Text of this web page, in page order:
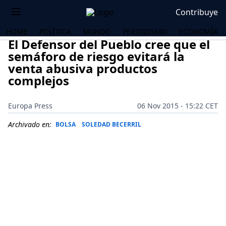
Contribuye
HOME POLÍTICA MUNDO PERIODISMO ECONOMÍA
El Defensor del Pueblo cree que el
semáforo de riesgo evitará la
venta abusiva productos
complejos
Europa Press
06 Nov 2015 - 15:22 CET
Archivado en: BOLSA SOLEDAD BECERRIL